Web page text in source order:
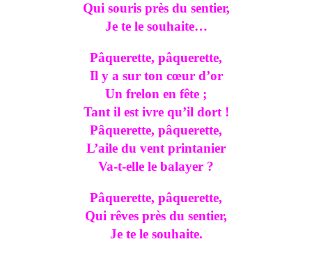
Qui souris près du sentier,
Je te le souhaite…
Pâquerette, pâquerette,
Il y a sur ton cœur d’or
Un frelon en fête ;
Tant il est ivre qu’il dort !
Pâquerette, pâquerette,
L’aile du vent printanier
Va-t-elle le balayer ?
Pâquerette, pâquerette,
Qui rêves près du sentier,
Je te le souhaite.